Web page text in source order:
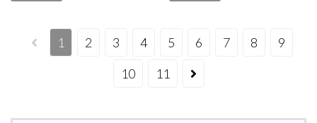
1 2 3 4 5 6 7 8
9
10
11